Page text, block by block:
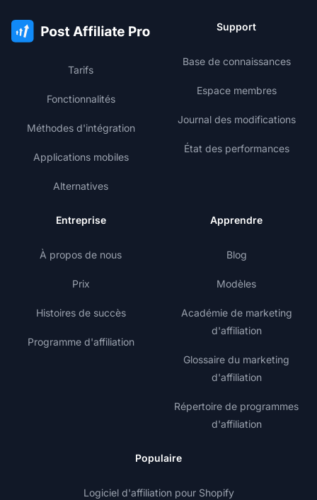
Tarifs
Fonctionnalités
Méthodes d'intégration
Applications mobiles
Alternatives
Support
Base de connaissances
Espace membres
Journal des modifications
État des performances
Entreprise
À propos de nous
Prix
Histoires de succès
Programme d'affiliation
Apprendre
Blog
Modèles
Académie de marketing
d'affiliation
Glossaire du marketing
d'affiliation
Répertoire de programmes
d'affiliation
Populaire
Logiciel d'affiliation pour Shopify